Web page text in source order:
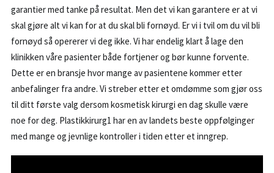
garantier med tanke på resultat. Men det vi kan garantere er at vi
skal gjøre alt vi kan for at du skal bli fornøyd. Er vi i tvil om du vil bli
fornøyd så opererer vi deg ikke. Vi har endelig klart å lage den
klinikken våre pasienter både fortjener og bør kunne forvente.
Dette er en bransje hvor mange av pasientene kommer etter
anbefalinger fra andre. Vi streber etter et omdømme som gjør oss
til ditt første valg dersom kosmetisk kirurgi en dag skulle være
noe for deg. Plastikkirurg1 har en av landets beste oppfølginger
med mange og jevnlige kontroller i tiden etter et inngrep.